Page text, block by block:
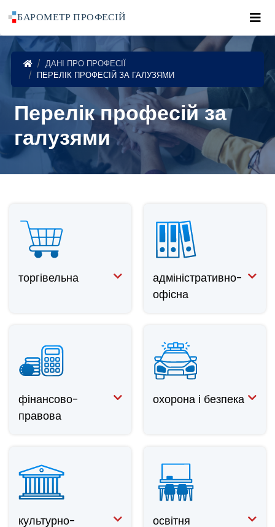
POWRÓT DO STRONY GŁÓWNEJ
ДАНІ ПРО ПРОФЕСІЇ
ПЕРЕЛІК ПРОФЕСІЙ ЗА ГАЛУЗЯМИ
Перелік професій за
галузями
торгівельна
адміністративно-
офісна
фінансово-
правова
охорона і безпека
культурно-
освітня